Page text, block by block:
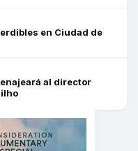
en Ciudad de
al director